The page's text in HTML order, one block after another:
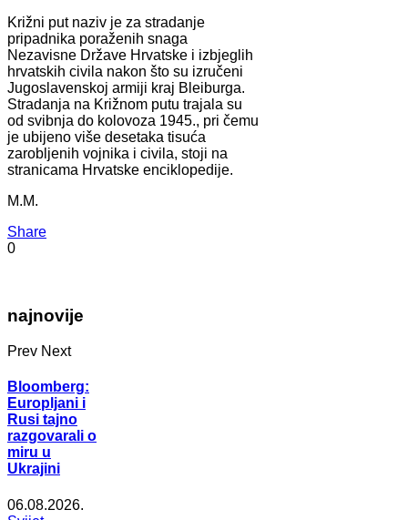
Križni put naziv je za stradanje
pripadnika poraženih snaga
Nezavisne Države Hrvatske i izbjeglih
hrvatskih civila nakon što su izručeni
Jugoslavenskoj armiji kraj Bleiburga.
Stradanja na Križnom putu trajala su
od svibnja do kolovoza 1945., pri čemu
je ubijeno više desetaka tisuća
zarobljenih vojnika i civila, stoji na
stranicama Hrvatske enciklopedije.
M.M.
Share
0
najnovije
Prev Next
Bloomberg:
Europljani i
Rusi tajno
razgovarali o
miru u
Ukrajini
06.08.2026.